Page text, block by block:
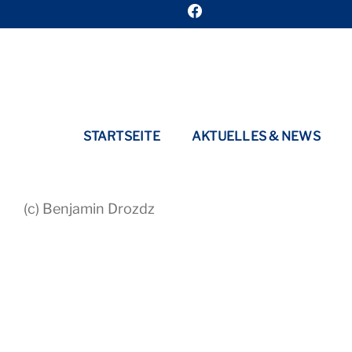
STARTSEITE AKTUELLES & NEWS
(c) Benjamin Drozdz